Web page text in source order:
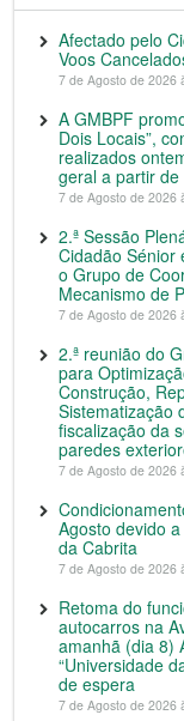
Afectado pelo
Voos
7 de Agosto de 2026
A GMBPF
Dois Locais”,
realizados
geral a partir de
7 de Agosto de 2026
2.ª Sessão
Cidadão Sénior
o Grupo de
Mecanismo de
7 de Agosto de 2026
2.ª reunião do
para
Construção,
Sistematização
fiscalização da
paredes
7 de Agosto de 2026
Agosto devido
da Cabrita
7 de Agosto de 2026
Retoma do
autocarros na
amanhã (dia 8)
“Universidade
de espera
7 de Agosto de 2026